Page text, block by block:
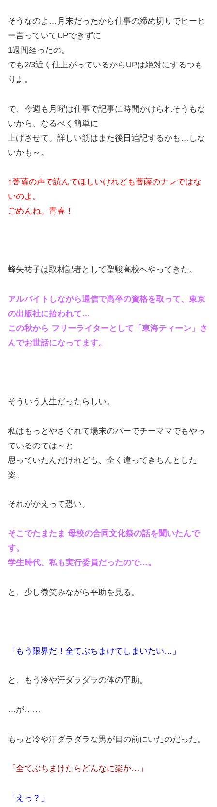
そうなのよ…月末だったから仕事の締め切りでヒーヒ
ー言っていてUPできずに
1週間経ったの。
でも2/3近く仕上がっているからUPは絶対にするつも
りよ。
で、今週も月曜は仕事で記事に時間かけられそうもな
いから、なるべく簡単に
上げさせて。詳しい筋はまた後日追記するかも…しな
いかも～。
↑菩薩の声で読んでほしいけれども菩薩のナレではな
いのよ。
ごめんね。青春！
蜂矢祐子は取材記者として聖駿高校へやってきた。
アルバイトしながら通信で高卒の資格を取って、東京
の出版社に拾われて…
この秋から フリーライターとして「東海ティーン」さ
んでお世話になってます。
そういう人生だったらしい。
私はもっとやさぐれて場末のバーでチーママでもやっ
ているのでは～と
思っていたんだけれども、全く違ってきちんとした
姿。
それがかえって恐い。
そこでたまたま 母校の合同文化祭の話を聞いたんで
す。
学生時代、私も実行委員だったので…。
と、少し微笑みながら平助を見る。
「もう限界だ！全てぶちまけてしまいたい…」
と、もう冷や汗ダラダラの体の平助。
…が……
もっと冷や汗ダラダラな男が目の前にいたのだった。
「全てぶちまけたらどんなに楽か…」
「えっ？」